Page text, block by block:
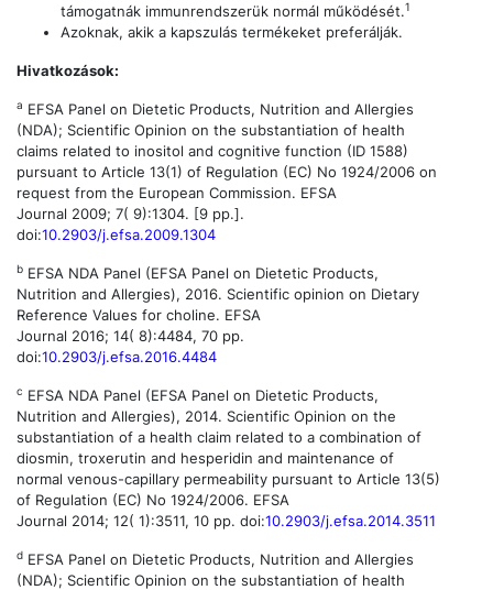
támogatnák immunrendszerük normál működését.1
Azoknak, akik a kapszulás termékeket preferálják.
Hivatkozások:
a EFSA Panel on Dietetic Products, Nutrition and Allergies
(NDA); Scientific Opinion on the substantiation of health
claims related to inositol and cognitive function (ID 1588)
pursuant to Article 13(1) of Regulation (EC) No 1924/2006 on
request from the European Commission. EFSA
Journal 2009; 7( 9):1304. [9 pp.].
doi:10.2903/j.efsa.2009.1304
b EFSA NDA Panel (EFSA Panel on Dietetic Products,
Nutrition and Allergies), 2016. Scientific opinion on Dietary
Reference Values for choline. EFSA
Journal 2016; 14( 8):4484, 70 pp.
doi:10.2903/j.efsa.2016.4484
c EFSA NDA Panel (EFSA Panel on Dietetic Products,
Nutrition and Allergies), 2014. Scientific Opinion on the
substantiation of a health claim related to a combination of
diosmin, troxerutin and hesperidin and maintenance of
normal venous-capillary permeability pursuant to Article 13(5)
of Regulation (EC) No 1924/2006. EFSA
Journal 2014; 12( 1):3511, 10 pp. doi:10.2903/j.efsa.2014.3511
d EFSA Panel on Dietetic Products, Nutrition and Allergies
(NDA); Scientific Opinion on the substantiation of health